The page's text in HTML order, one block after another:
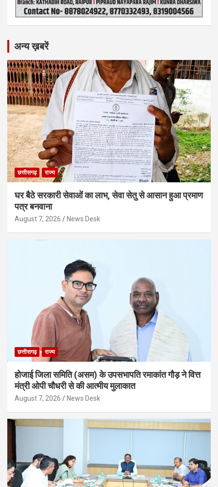
अन्य ख़बरें
छत्तीसगढ़ राज्य
घर बैठे सरकारी सेवाओं का लाभ, सेवा सेतु से आसान हुआ प्रमाण
पत्र बनवाना
August 7, 2026 News Desk
छत्तीसगढ़ राज्य
होजाई जिला समिति (असम) के उपसभापति रमाकांत गौड़ ने वित्त
मंत्री ओपी चौधरी से की आत्मीय मुलाकात
August 7, 2026 News Desk